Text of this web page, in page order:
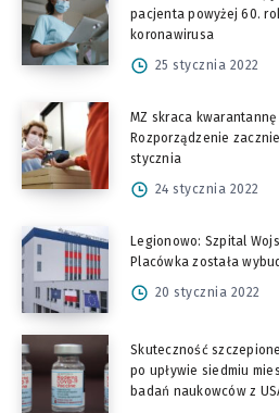
pacjenta powyżej 60.
koronawirusa
25 stycznia 2022
MZ skraca
Rozporządzenie
stycznia
24 stycznia 2022
Legionowo: Szpital
Placówka została
20 stycznia 2022
Skuteczność
po upływie siedmiu
badań naukowców z